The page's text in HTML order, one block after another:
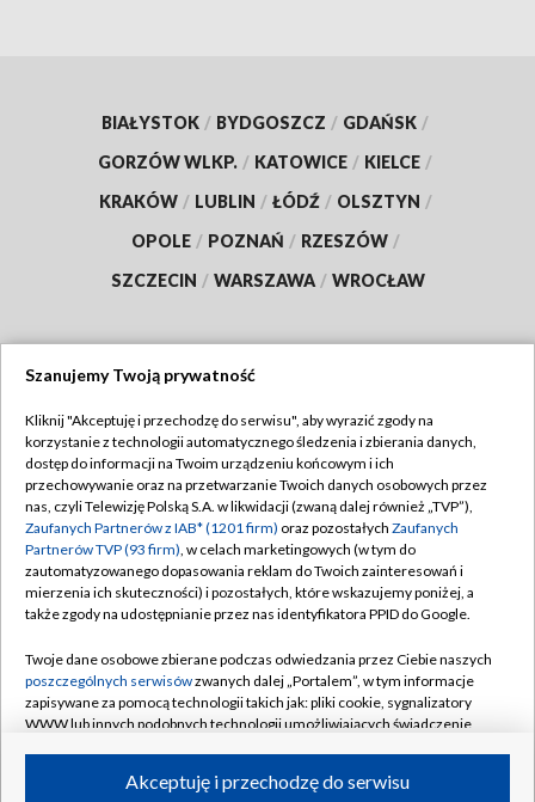
BIAŁYSTOK / BYDGOSZCZ / GDAŃSK /
GORZÓW WLKP. / KATOWICE / KIELCE /
KRAKÓW / LUBLIN / ŁÓDŹ / OLSZTYN /
OPOLE / POZNAŃ / RZESZÓW /
SZCZECIN / WARSZAWA / WROCŁAW
TVP
Abonament TVP
Emisja w TVP
Centrum informacji TVP
Naziemna Telewizja Cyfrowa
Rada Programowa
System NOS
Informacje o nadawcy
Program dla prasy
Regulamin TVP
Polityka prywatności
Moje zgody
Pomoc
Kontakt
Kanały
Szanujemy Twoją prywatność
Kliknij "Akceptuję i przechodzę do serwisu", aby wyrazić zgody na
korzystanie z technologii automatycznego śledzenia i zbierania danych,
dostęp do informacji na Twoim urządzeniu końcowym i ich
przechowywanie oraz na przetwarzanie Twoich danych osobowych przez
nas, czyli Telewizję Polską S.A. w likwidacji (zwaną dalej również „TVP”),
Zaufanych Partnerów z IAB* (1201 firm) oraz pozostałych Zaufanych
Partnerów TVP (93 firm), w celach marketingowych (w tym do
zautomatyzowanego dopasowania reklam do Twoich zainteresowań i
mierzenia ich skuteczności) i pozostałych, które wskazujemy poniżej, a
także zgody na udostępnianie przez nas identyfikatora PPID do Google.
Twoje dane osobowe zbierane podczas odwiedzania przez Ciebie naszych
poszczególnych serwisówzwanych dalej „Portalem”, w tym informacje
zapisywane za pomocą technologii takich jak: pliki cookie, sygnalizatory
WWW lub innych podobnych technologii umożliwiających świadczenie
ruchu w Internecie.Akceptuję i przechodzę do serwisu